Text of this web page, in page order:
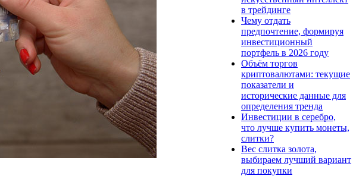
в трейдинге
Чему отдать
предпочтение, формируя
инвестиционный
портфель в 2026 году
Объём торгов
криптовалютами: текущие
показатели и
исторические данные для
определения тренда
Инвестиции в серебро,
что лучше купить монеты,
слитки?
Вес слитка золота,
выбираем лучший вариант
для покупки